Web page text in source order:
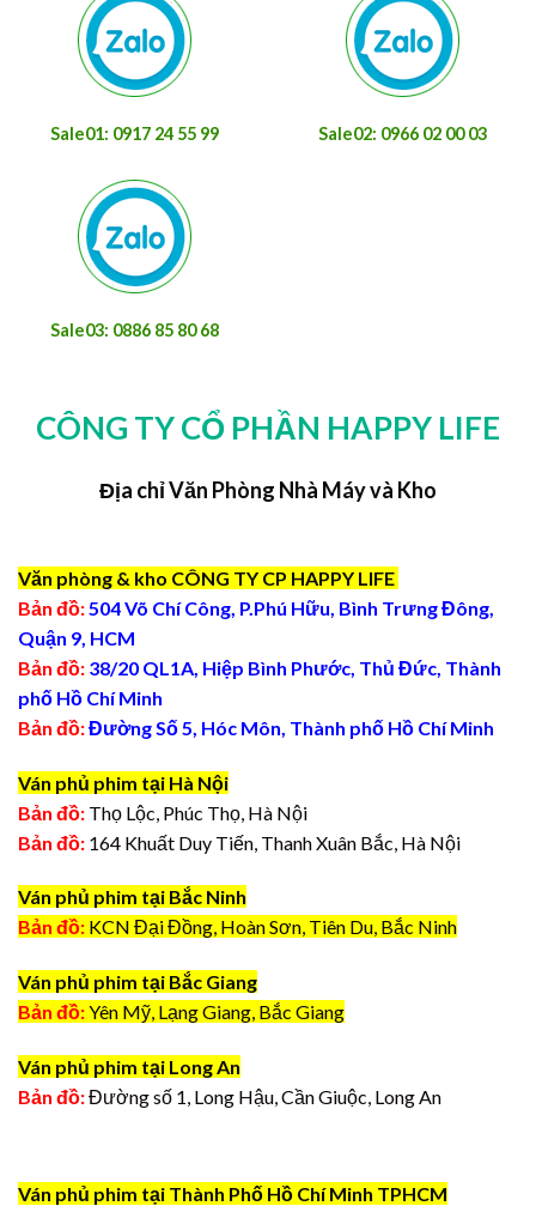
Sale01: 0917 24 55 99 Sale02: 0966 02 00 03
Sale03: 0886 85 80 68
CÔNG TY CỔ PHẦN HAPPY LIFE
Địa chỉ Văn Phòng Nhà Máy và Kho
Văn phòng & kho CÔNG TY CP HAPPY LIFE
Bản đồ: 504 Võ Chí Công, P.Phú Hữu, Bình Trưng Đông,
Quận 9, HCM
Bản đồ: 38/20 QL1A, Hiệp Bình Phước, Thủ Đức, Thành
phố Hồ Chí Minh
Bản đồ:Đường Số 5, Hóc Môn, Thành phố Hồ Chí Minh
Ván phủ phim tại Hà Nội
Bản đồ: Thọ Lộc, Phúc Thọ, Hà Nội
Bản đồ: 164 Khuất Duy Tiến, Thanh Xuân Bắc, Hà Nội
Ván phủ phim tại Bắc Ninh
Bản đồ: KCN Đại Đồng, Hoàn Sơn, Tiên Du, Bắc Ninh
Ván phủ phim tại Bắc Giang
Bản đồ:Yên Mỹ, Lạng Giang, Bắc Giang
Ván phủ phim tại Long An
Bản đồ:Đường số 1, Long Hậu, Cần Giuộc, Long An
Ván phủ phim tại Thành Phố Hồ Chí Minh TPHCM